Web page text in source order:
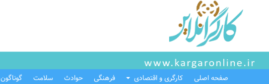
صفحه اصلی کارگری و اقتصادی فرهنگی حوادث سلامت گوناگون